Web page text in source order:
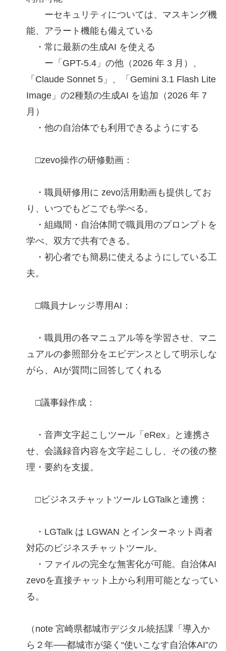
ーセキュリティについては、マスキング機
能、アラート機能も備えている
・常に最新の生成AI を使える
ー「GPT-5.4」の他（2026 年 3 月）、
「Claude Sonnet 5」、「Gemini 3.1 Flash Lite
Image」の2種類の生成AI を追加（2026 年 7
月）
・他の自治体でも利用できるようにする
□zevo操作の研修動画：
・職員研修用に zevo活用動画も提供してお
り、いつでもどこでも学べる。
・組織間・自治体間で職員用のプロンプトを
学べ、双方で共有できる。
・初心者でも簡易に使えるようにしている工
夫。
□職員ナレッジ専用AI：
・職員用の各マニュアル等を学習させ、マニ
ュアルの参照部分をエビデンスとして明示しな
がら、AIが質問に回答してくれる
□議事録作成：
・音声文字起こしツール「eRex」と連携さ
せ、会議録音内容を文字起こしし、その後の整
理・要約を支援。
□ビジネスチャットツール LGTalkと連携：
・LGTalk は LGWAN とインターネット両者
対応のビジネスチャットツール。
・ファイルの完全な無害化が可能。自治体AI
zevoを直接チャット上から利用可能となってい
る。
（note 宮崎県都城市デジタル統括課「導入か
ら２年──都城市が築く“使いこなす自治体AI”の